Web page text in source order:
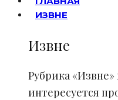
ИЗВНЕ
Извне
Рубрика «Извне»
интересуется